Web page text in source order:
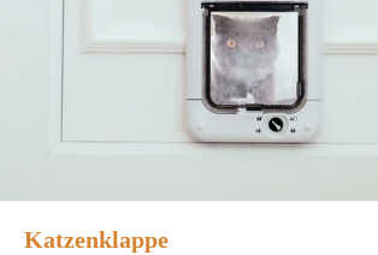
Katzenklappe